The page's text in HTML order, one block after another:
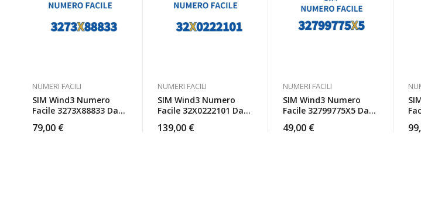
NUMERI FACILI
SIM Wind3 Numero
Facile 3273X88833 Da
79,00 €
NUMERI FACILI
SIM Wind3 Numero
Facile 32X0222101 Da
139,00 €
NUMERI FACILI
SIM Wind3 Numero
Facile 32799775X5 Da
49,00 €